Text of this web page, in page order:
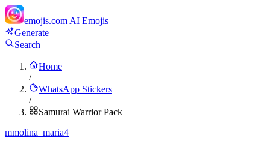
emojis.com AI Emojis
Generate
Search
Home
/
WhatsApp Stickers
/
Samurai Warrior Pack
mmolina_maria4